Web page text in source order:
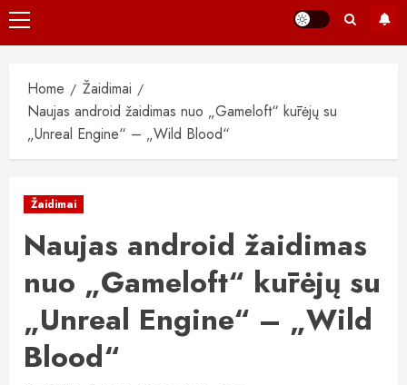
Primary
Menu
Home
Žaidimai
Naujas android žaidimas nuo „Gameloft“ kūrėjų su
„Unreal Engine“ – „Wild Blood“
Žaidimai
Naujas android žaidimas
nuo „Gameloft“ kūrėjų su
„Unreal Engine“ – „Wild
Blood“